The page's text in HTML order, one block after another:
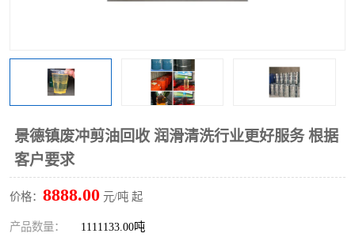
景德镇废冲剪油回收 润滑清洗行业更好服务 根据
客户要求
价格： 8888.00 元/吨 起
产品数量： 1111133.00吨